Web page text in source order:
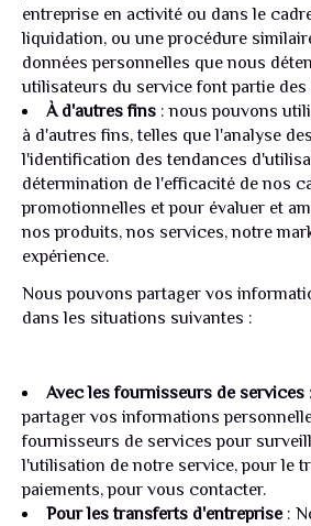
entreprise en activité ou dans le
liquidation, ou une procédure
données personnelles que nous
utilisateurs du service font partie
À d'autres fins : nous pouvons
à d'autres fins, telles que l'analyse
l'identification des tendances
détermination de l'efficacité de nos
promotionnelles et pour évaluer et
nos produits, nos services, notre
expérience.
Nous pouvons partager vos
dans les situations suivantes :
Avec les fournisseurs de services
partager vos informations
fournisseurs de services pour
l'utilisation de notre service, pour le
paiements, pour vous contacter.
Pour les transferts d'entreprise :